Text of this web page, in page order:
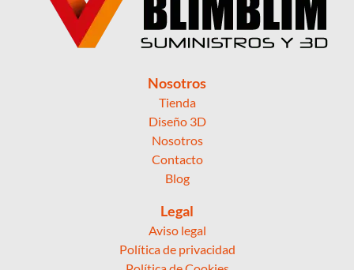
Nosotros
Tienda
Diseño 3D
Nosotros
Contacto
Blog
Legal
Aviso legal
Política de privacidad